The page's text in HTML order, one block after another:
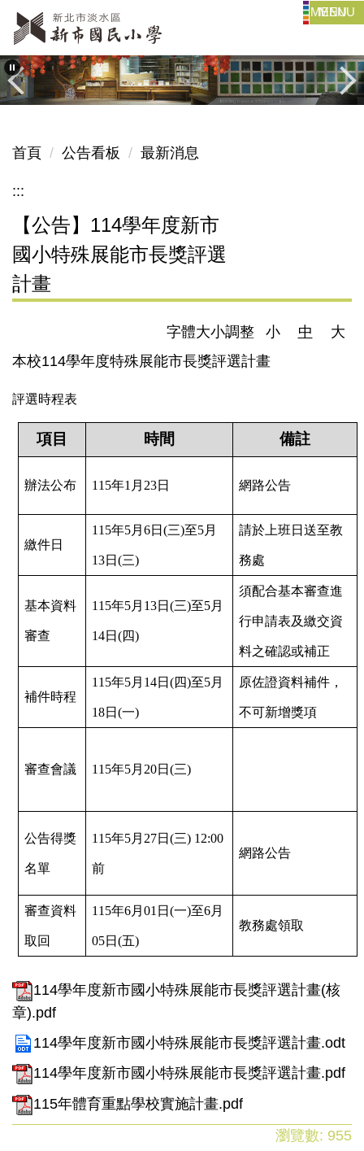
跳
到
主
要
內
區
MENU
首頁 公告看板 最新消息
:::
【公告】114學年度新市
國小特殊展能市長獎評選
計畫
字體大小調整 小 中
大
本校114學年度特殊展能市長獎評選計畫
評選時程表
項目 時間 備註
辦法公布 115年1月23日 網路公告
繳件日
115年5月6日(三)至5月
13日(三)
請於上班日送至教
務處
基本資料
審查
115年5月13日(三)至5月
14日(四)
須配合基本審查進
行申請表及繳交資
料之確認或補正
補件時程
115年5月14日(四)至5月
18日(一)
原佐證資料補件，
不可新增獎項
審查會議 115年5月20日(三)
公告得獎
名單
115年5月27日(三) 12:00
前
網路公告
審查資料
取回
115年6月01日(一)至6月
05日(五)
教務處領取
114學年度新市國小特殊展能市長獎評選計畫(核
章).pdf
114學年度新市國小特殊展能市長獎評選計畫.odt
114學年度新市國小特殊展能市長獎評選計畫.pdf
115年體育重點學校實施計畫.pdf
瀏覽數: 955